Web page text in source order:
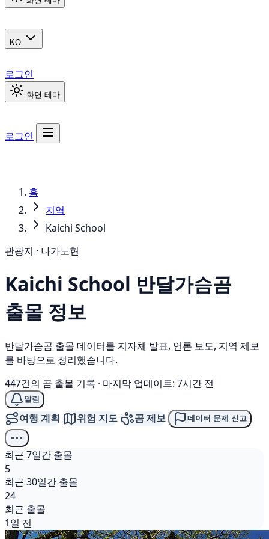
KO
로그인
화면 테마
로그인
홈
지역
Kaichi School
관광지 · 나가노현
Kaichi School 반달가슴곰
출몰 정보
반달가슴곰 출몰 데이터를 지자체 발표, 언론 보도, 지역 제보
를 바탕으로 정리했습니다.
447건의 곰 출몰 기록 · 마지막 업데이트: 7시간 전
알림
여행 계획 위험 지도 곰 제보 데이터 문제 신고
최근 7일간 출몰
5
최근 30일간 출몰
24
최근 출몰
1일 전